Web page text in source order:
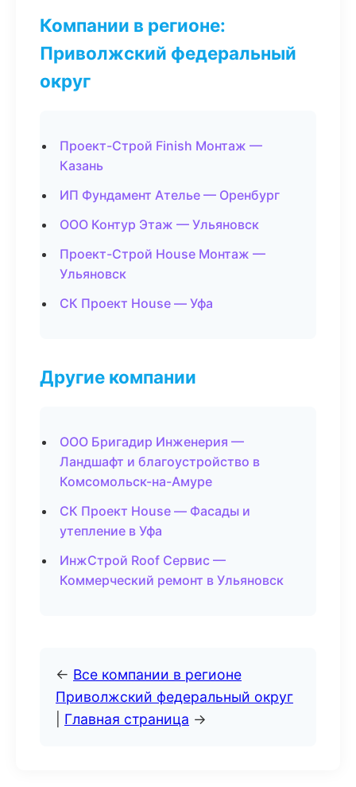
Компании в регионе:
Приволжский федеральный
округ
Проект-Строй Finish Монтаж —
Казань
ИП Фундамент Ателье — Оренбург
ООО Контур Этаж — Ульяновск
Проект-Строй House Монтаж —
Ульяновск
СК Проект House — Уфа
Другие компании
ООО Бригадир Инженерия —
Ландшафт и благоустройство в
Комсомольск-на-Амуре
СК Проект House — Фасады и
утепление в Уфа
ИнжСтрой Roof Сервис —
Коммерческий ремонт в Ульяновск
← Все компании в регионе
Приволжский федеральный округ
Главная страница →